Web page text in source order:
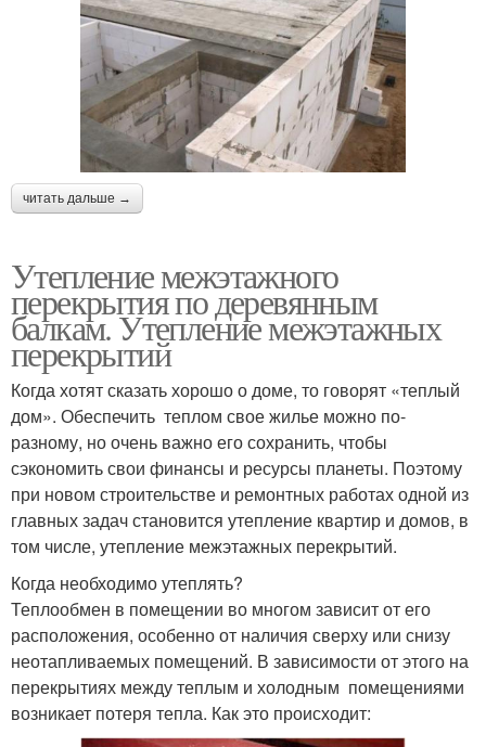
читать дальше →
Утепление межэтажного
перекрытия по деревянным
балкам. Утепление межэтажных
перекрытий
Когда хотят сказать хорошо о доме, то говорят «теплый
дом». Обеспечить теплом свое жилье можно по-
разному, но очень важно его сохранить, чтобы
сэкономить свои финансы и ресурсы планеты. Поэтому
при новом строительстве и ремонтных работах одной из
главных задач становится утепление квартир и домов, в
том числе, утепление межэтажных перекрытий.
Когда необходимо утеплять?
Теплообмен в помещении во многом зависит от его
расположения, особенно от наличия сверху или снизу
неотапливаемых помещений. В зависимости от этого на
перекрытиях между теплым и холодным помещениями
возникает потеря тепла. Как это происходит: